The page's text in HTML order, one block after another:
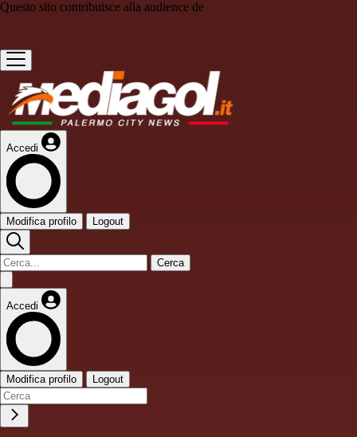
Questo sito contribuisce alla audience de
Accedi
Modifica profilo Logout
Cerca
Accedi
Modifica profilo Logout